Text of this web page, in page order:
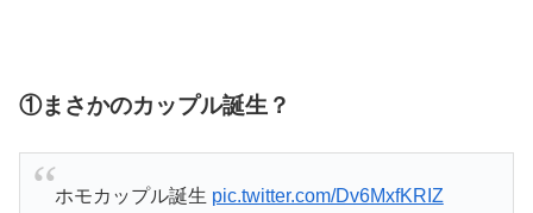
①まさかのカップル誕生？
ホモカップル誕生 pic.twitter.com/Dv6MxfKRIZ